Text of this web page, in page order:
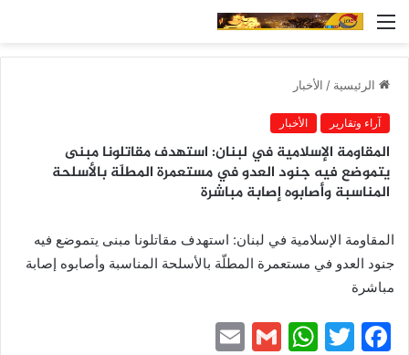
القائمة
الرئيسية / الأخبار
آراء وتقارير الأخبار
المقاومة الإسلامية في لبنان: استهدف مقاتلونا مبنى
يتموضع فيه جنود العدو في مستعمرة المطلّة بالأسلحة
المناسبة وأصابوه ‏إصابة مباشرة
المقاومة الإسلامية في لبنان: استهدف مقاتلونا مبنى يتموضع فيه
جنود العدو في مستعمرة المطلّة بالأسلحة المناسبة وأصابوه ‏إصابة
مباشرة
F
T
W
G